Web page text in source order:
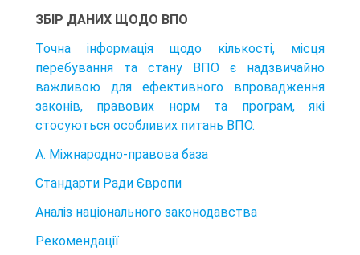
ЗБІР ДАНИХ ЩОДО ВПО
Точна інформація щодо кількості, місця
перебування та стану ВПО є над­звичайно
важливою для ефективного впровадження
законів, правових норм та програм, які
стосуються особливих питань ВПО.
А. Міжнародно-правова база
Стандарти Ради Європи
Аналіз національного законодавства
Рекомендації